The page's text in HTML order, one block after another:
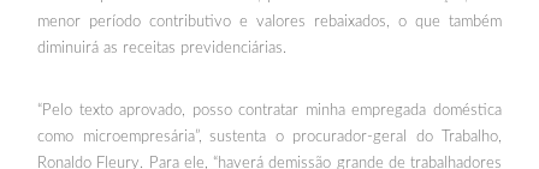
menor período contributivo e valores rebaixados, o que também
diminuirá as receitas previdenciárias.
“Pelo texto aprovado, posso contratar minha empregada doméstica
como microempresária”, sustenta o procurador-geral do Trabalho,
Ronaldo Fleury. Para ele, “haverá demissão grande de trabalhadores